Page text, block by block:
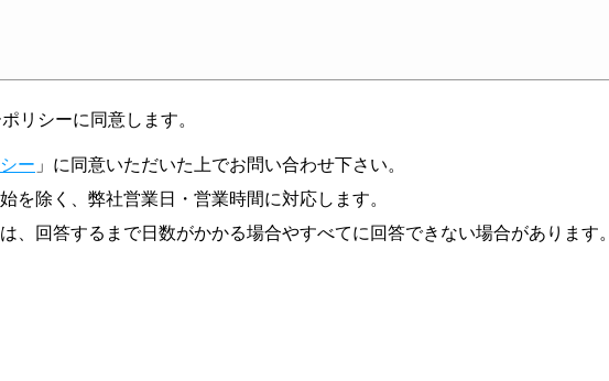
リシーに同意します。
ー 」に同意いただいた上でお問い合わせ下さい。
を除く、弊社営業日・営業時間に対応します。
、回答するまで日数がかかる場合やすべてに回答できない場合があります。